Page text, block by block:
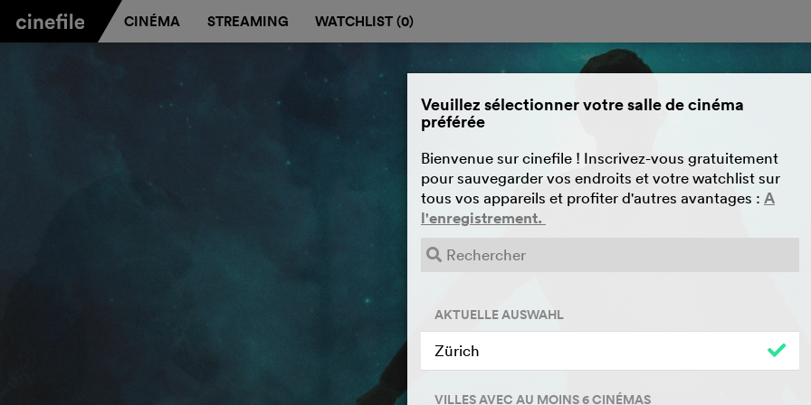
CINÉMA STREAMING WATCHLIST (0)
Veuillez sélectionner votre salle de cinéma
préférée
Bienvenue sur cinefile ! Inscrivez-vous gratuitement
pour sauvegarder vos endroits et votre watchlist sur
tous vos appareils et profiter d'autres avantages : A
l'enregistrement.
AKTUELLE AUSWAHL
Zürich
VILLES AVEC AU MOINS 6 CINÉMAS